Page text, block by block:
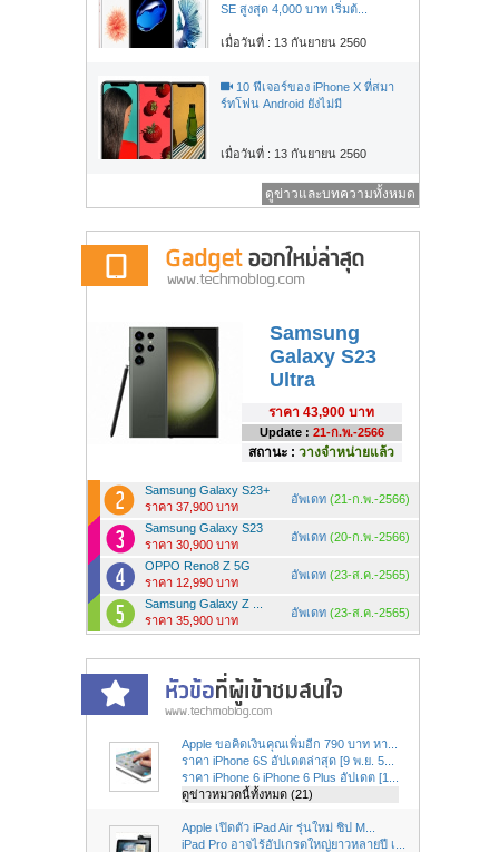
SE สูงสุด 4,000 บาท เริ่มต้...
เมื่อวันที่ : 13 กันยายน 2560
10 ฟีเจอร์ของ iPhone X ที่สมา
ร์ทโฟน Android ยังไม่มี
เมื่อวันที่ : 13 กันยายน 2560
ดูข่าวและบทความทั้งหมด
Samsung
Galaxy S23
Ultra
ราคา 43,900 บาท
Update : 21-ก.พ.-2566
สถานะ : วางจำหน่ายแล้ว
Samsung Galaxy S23+
ราคา 37,900 บาท
อัพเดท (21-ก.พ.-2566)
Samsung Galaxy S23
ราคา 30,900 บาท
อัพเดท (20-ก.พ.-2566)
OPPO Reno8 Z 5G
ราคา 12,990 บาท
อัพเดท (23-ส.ค.-2565)
Samsung Galaxy Z ...
ราคา 35,900 บาท
อัพเดท (23-ส.ค.-2565)
Apple ขอคิดเงินคุณเพิ่มอีก 790 บาท หา...
ราคา iPhone 6S อัปเดตล่าสุด [9 พ.ย. 5...
ราคา iPhone 6 iPhone 6 Plus อัปเดต [1...
ดูข่าวหมวดนี้ทั้งหมด (21)
Apple เปิดตัว iPad Air รุ่นใหม่ ชิป M...
iPad Pro อาจไร้อัปเกรดใหญ่ยาวหลายปี เ...